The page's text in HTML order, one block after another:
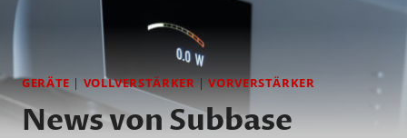
GERÄTE | VOLLVERSTÄRKER |VORVERSTÄRKER
News von Subbase